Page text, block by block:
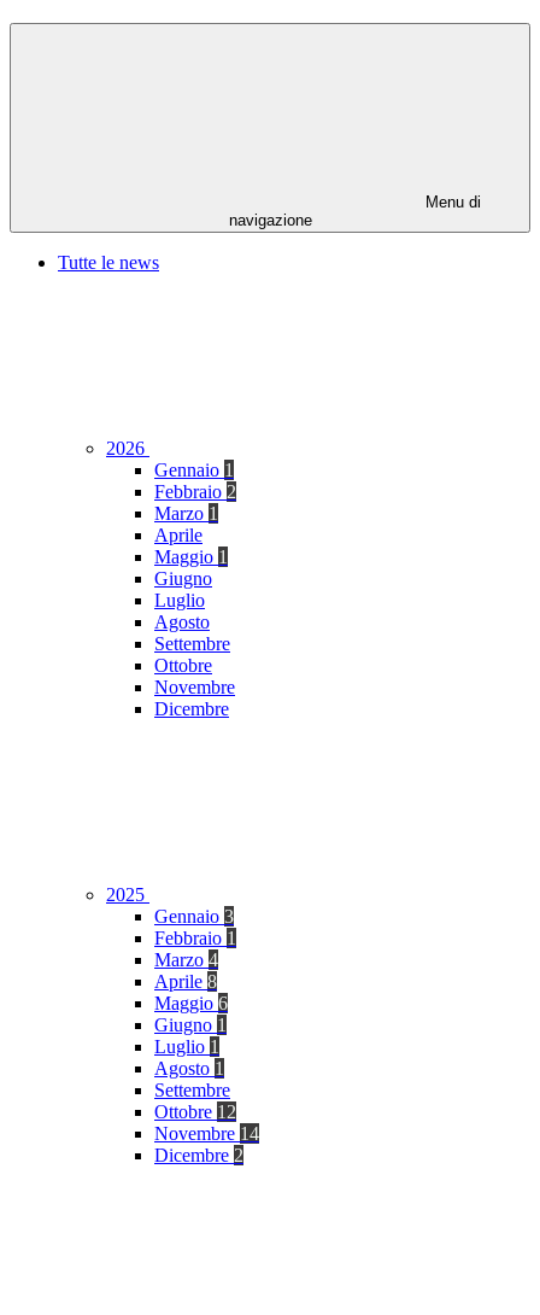
Menu di
navigazione
Tutte le news
2026
Gennaio 1
Febbraio 2
Marzo 1
Aprile
Maggio 1
Giugno
Luglio
Agosto
Settembre
Ottobre
Novembre
Dicembre
2025
Gennaio 3
Febbraio 1
Marzo 4
Aprile 8
Maggio 6
Giugno 1
Luglio 1
Agosto 1
Settembre
Ottobre 12
Novembre 14
Dicembre 2